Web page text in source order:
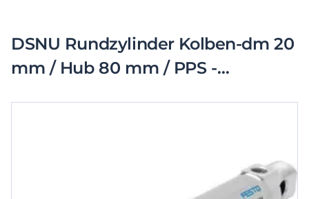
DSNU Rundzylinder Kolben-dm 20
mm / Hub 80 mm / PPS -